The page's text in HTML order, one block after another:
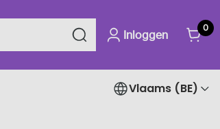
Inloggen
0
Vlaams (BE)